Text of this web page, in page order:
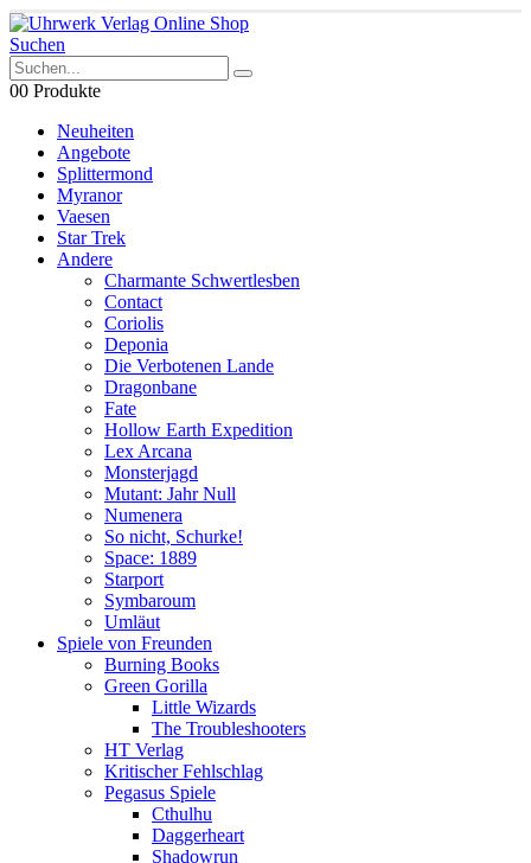
Suchen
00 Produkte
Neuheiten
Angebote
Splittermond
Myranor
Vaesen
Star Trek
Andere
Charmante Schwertlesben
Contact
Coriolis
Deponia
Die Verbotenen Lande
Dragonbane
Fate
Hollow Earth Expedition
Lex Arcana
Monsterjagd
Mutant: Jahr Null
Numenera
So nicht, Schurke!
Space: 1889
Starport
Symbaroum
Umläut
Spiele von Freunden
Burning Books
Green Gorilla
Little Wizards
The Troubleshooters
HT Verlag
Kritischer Fehlschlag
Pegasus Spiele
Cthulhu
Daggerheart
Shadowrun